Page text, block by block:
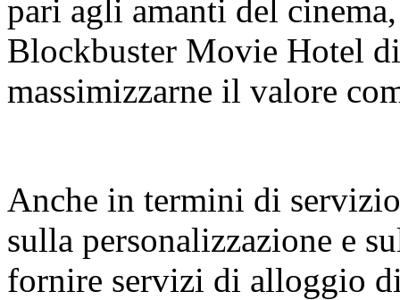
pari agli amanti del
Blockbuster Movie Hotel
massimizzarne il valore
Anche in termini di
sulla personalizzazione e
fornire servizi di alloggio